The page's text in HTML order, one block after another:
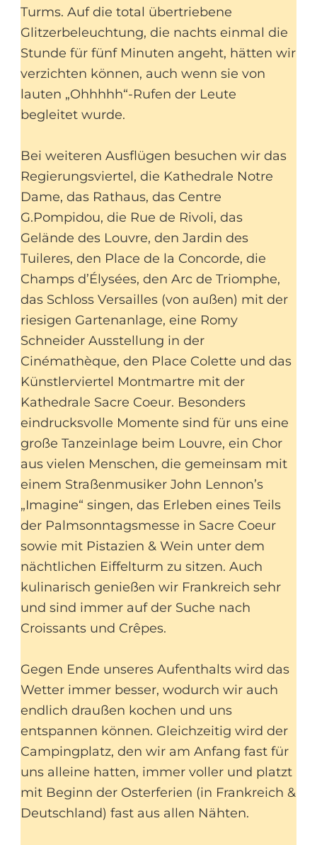
Turms. Auf die total übertriebene
Glitzerbeleuchtung, die nachts einmal die
Stunde für fünf Minuten angeht, hätten wir
verzichten können, auch wenn sie von
lauten „Ohhhhh“-Rufen der Leute
begleitet wurde.
Bei weiteren Ausflügen besuchen wir das
Regierungsviertel, die Kathedrale Notre
Dame, das Rathaus, das Centre
G.Pompidou, die Rue de Rivoli, das
Gelände des Louvre, den Jardin des
Tuileres, den Place de la Concorde, die
Champs d’Élysées, den Arc de Triomphe,
das Schloss Versailles (von außen) mit der
riesigen Gartenanlage, eine Romy
Schneider Ausstellung in der
Cinémathèque, den Place Colette und das
Künstlerviertel Montmartre mit der
Kathedrale Sacre Coeur. Besonders
eindrucksvolle Momente sind für uns eine
große Tanzeinlage beim Louvre, ein Chor
aus vielen Menschen, die gemeinsam mit
einem Straßenmusiker John Lennon’s
„Imagine“ singen, das Erleben eines Teils
der Palmsonntagsmesse in Sacre Coeur
sowie mit Pistazien & Wein unter dem
nächtlichen Eiffelturm zu sitzen. Auch
kulinarisch genießen wir Frankreich sehr
und sind immer auf der Suche nach
Croissants und Crêpes.
Gegen Ende unseres Aufenthalts wird das
Wetter immer besser, wodurch wir auch
endlich draußen kochen und uns
entspannen können. Gleichzeitig wird der
Campingplatz, den wir am Anfang fast für
uns alleine hatten, immer voller und platzt
mit Beginn der Osterferien (in Frankreich &
Deutschland) fast aus allen Nähten.